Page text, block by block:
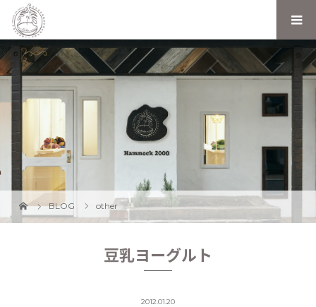
BLOG other
豆乳ヨーグルト
2012.01.20